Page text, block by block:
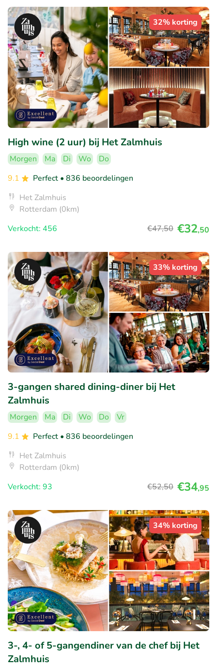
32% korting
High wine (2 uur) bij Het Zalmhuis
Morgen Ma Di Wo
Do
9.1
Perfect • 836 beoordelingen
Het Zalmhuis
Rotterdam (0km)
Verkocht: 456
€47,50 €32,50
33% korting
3-gangen shared dining-diner bij Het
Zalmhuis
Morgen Ma Di Wo Do
Vr
9.1
Perfect • 836 beoordelingen
Het Zalmhuis
Rotterdam (0km)
Verkocht: 93
€52,50 €34,95
34% korting
3-, 4- of 5-gangendiner van de chef bij Het
Zalmhuis